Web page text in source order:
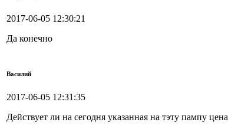
2017-06-05 12:30:21
Да конечно
Василий
2017-06-05 12:31:35
Действует ли на сегодня указанная на тэту пампу цена